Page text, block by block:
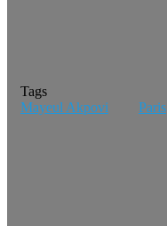
Tags
Mayeul Akpovi
Paris